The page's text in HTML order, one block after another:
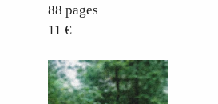
88 pages
11 €